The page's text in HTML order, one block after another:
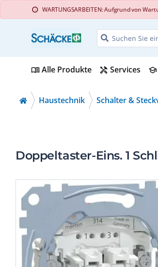
info WARTUNGSARBEITEN: Aufgrund von
menu_bookAlle Produkte handyman Services school
Haustechnik Schalter &
Doppeltaster-Eins. 1